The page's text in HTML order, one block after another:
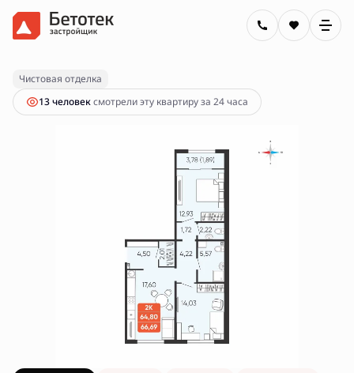
2-комнатная66.69 м 8 900 000 руб.
Ипотекаот 31 963 руб.
Чистовая отделка
13 человексмотрели эту квартиру за 24 часа